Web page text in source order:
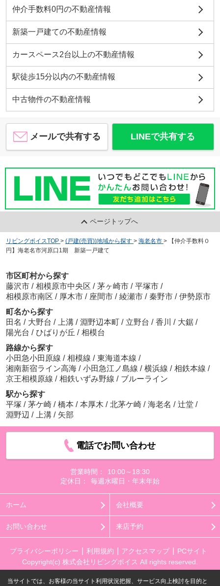
仲介手数料0円の不動産情報
新築一戸建ての不動産情報
カースペース2台以上の不動産情報
駅徒歩15分以内の不動産情報
中古物件の不動産情報
メールで共有する LINEで共有する
ページトップへ
リビングボイスTOP > (戸建(売買))地域から探す > 海老名市 >
【仲介手数料０
円】海老名市河原口1期 新築一戸建て
市区町村から探す
藤沢市 / 相模原市中央区 / 茅ヶ崎市 / 平塚市 /
相模原市南区 / 厚木市 / 座間市 / 綾瀬市 / 秦野市 / 伊勢原市
町名から探す
田名 / 大野台 / 上溝 / 淵野辺本町 / 立野台 / 香川 / 大鋸 /
陽光台 / ひばりが丘 / 相模台
路線から探す
小田急小田原線 / 相模線 / 東海道本線 /
湘南新宿ライン高海 / 小田急江ノ島線 / 横浜線 / 相鉄本線 /
京王相模原線 / 相鉄いずみ野線 / ブルーライン
駅から探す
平塚 / 茅ケ崎 / 橋本 / 本厚木 / 北茅ケ崎 / 海老名 / 辻堂 /
淵野辺 / 上溝 / 矢部
電話でお問い合わせ
営業時間：
10:00～18:30
定休日：
毎週水曜日・年末年始
ホーム 会社概要
お問い合わせ 来店予約
プライバシーポリシー 利用規約 アクセスマップ
PCサイト
Copyright(c) 株式会社リビングボイス All rights reserved.
当サイトでは、お客様の当サイト利用状況把握、サービス向上検討を目的と